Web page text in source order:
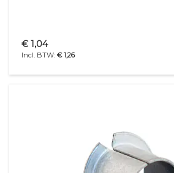
€ 1,26
€ 1,04